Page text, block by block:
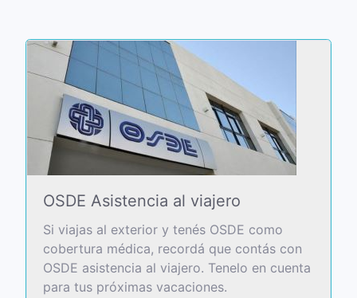
OSDE Asistencia al viajero
Si viajas al exterior y tenés OSDE como
cobertura médica, recordá que contás con
OSDE asistencia al viajero. Tenelo en cuenta
para tus próximas vacaciones.